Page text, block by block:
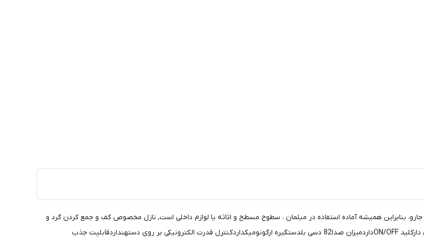
بنابراین همیشه آماده استفاده در مبلمان ، سطوح مسطح و اثاثه یا لوازم داخلی است, نازل مخصوص کف و جمع کردن گرد و
غبار فرشتوان مصرفی1800 واتجنس بدنهپلاستیکنوع دستگاهجاروبرقی مخزن دارکلید ON/OFFداردمیزان صدا82 دسی بلدستگیره ارگونومیکداردکنترل قدرت الکترونیکی بر روی دستهنداردقابلیت جذب